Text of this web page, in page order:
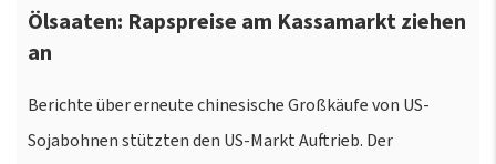
Ölsaaten: Rapspreise am Kassamarkt ziehen
an
Berichte über erneute chinesische Großkäufe von US-
Sojabohnen stützten den US-Markt Auftrieb. Der